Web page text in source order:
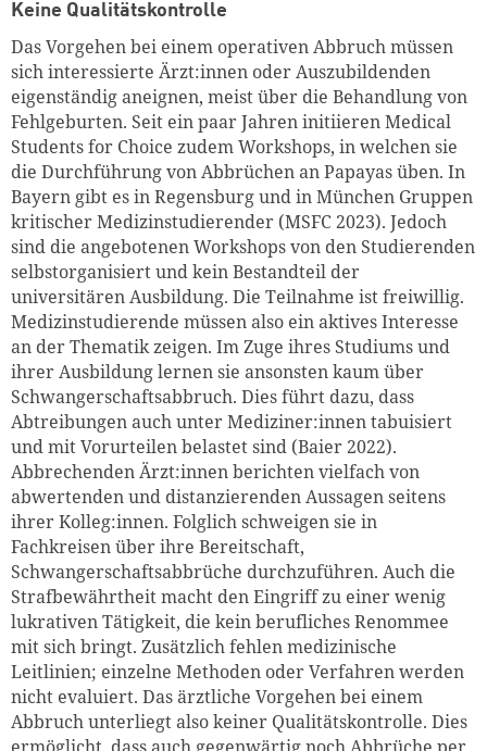
Keine Qualitätskontrolle
Das Vorgehen bei einem operativen Abbruch müssen
sich interessierte Ärzt:innen oder Auszubildenden
eigenständig aneignen, meist über die Behandlung von
Fehlgeburten. Seit ein paar Jahren initiieren Medical
Students for Choice zudem Workshops, in welchen sie
die Durchführung von Abbrüchen an Papayas üben. In
Bayern gibt es in Regensburg und in München Gruppen
kritischer Medizinstudierender (MSFC 2023). Jedoch
sind die angebotenen Workshops von den Studierenden
selbstorganisiert und kein Bestandteil der
universitären Ausbildung. Die Teilnahme ist freiwillig.
Medizinstudierende müssen also ein aktives Interesse
an der Thematik zeigen. Im Zuge ihres Studiums und
ihrer Ausbildung lernen sie ansonsten kaum über
Schwangerschaftsabbruch. Dies führt dazu, dass
Abtreibungen auch unter Mediziner:innen tabuisiert
und mit Vorurteilen belastet sind (Baier 2022).
Abbrechenden Ärzt:innen berichten vielfach von
abwertenden und distanzierenden Aussagen seitens
ihrer Kolleg:innen. Folglich schweigen sie in
Fachkreisen über ihre Bereitschaft,
Schwangerschaftsabbrüche durchzuführen. Auch die
Strafbewährtheit macht den Eingriff zu einer wenig
lukrativen Tätigkeit, die kein berufliches Renommee
mit sich bringt. Zusätzlich fehlen medizinische
Leitlinien; einzelne Methoden oder Verfahren werden
nicht evaluiert. Das ärztliche Vorgehen bei einem
Abbruch unterliegt also keiner Qualitätskontrolle. Dies